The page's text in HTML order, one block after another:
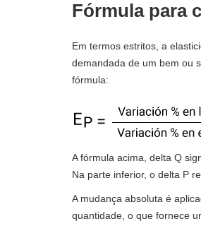
Fórmula para
Em termos estritos, a
demandada de um bem ou
fórmula:
A fórmula acima, delta Q
Na parte inferior, o delta P
A mudança absoluta é
quantidade, o que fornece